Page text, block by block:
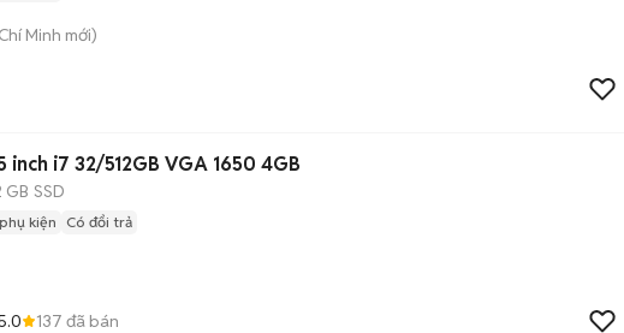
Minh mới)
inch i7 32/512GB VGA 1650 4GB
GB SSD
kiện Có đổi trả
137 đã bán